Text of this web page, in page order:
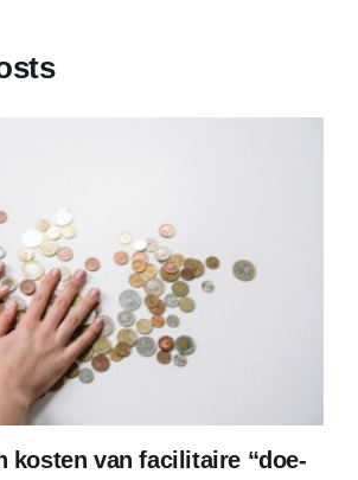
kosten van facilitaire “doe-